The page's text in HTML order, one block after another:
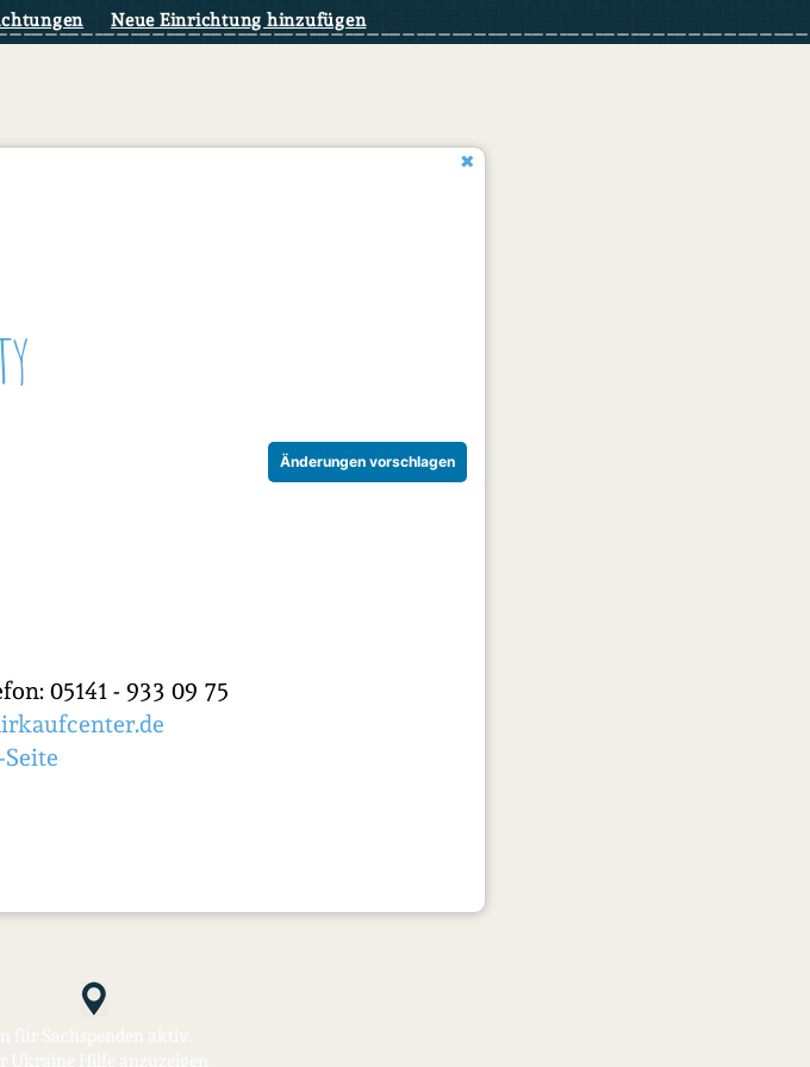
Neue Einrichtung hinzufügen
Änderungen vorschlagen
05141 - 933 09 75